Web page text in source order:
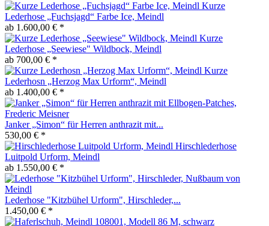
Kurze
Lederhose „Fuchsjagd“ Farbe Ice, Meindl
ab 1.600,00 € *
Kurze
Lederhose „Seewiese" Wildbock, Meindl
ab 700,00 € *
Kurze
Lederhosn „Herzog Max Urform“, Meindl
ab 1.400,00 € *
Janker „Simon“ für Herren anthrazit mit...
530,00 € *
Hirschlederhose
Luitpold Urform, Meindl
ab 1.550,00 € *
Lederhose "Kitzbühel Urform", Hirschleder,...
1.450,00 € *